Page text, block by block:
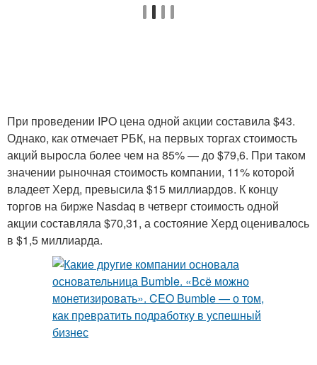
При проведении IPO цена одной акции составила $43.
Однако, как отмечает РБК, на первых торгах стоимость
акций выросла более чем на 85% — до $79,6. При таком
значении рыночная стоимость компании, 11% которой
владеет Херд, превысила $15 миллиардов. К концу
торгов на бирже Nasdaq в четверг стоимость одной
акции составляла $70,31, а состояние Херд оценивалось
в $1,5 миллиарда.